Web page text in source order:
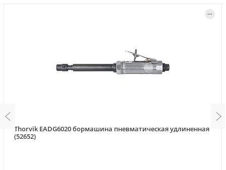
Thorvik EADG6020 бормашина пневматическая удлиненная
(52652)